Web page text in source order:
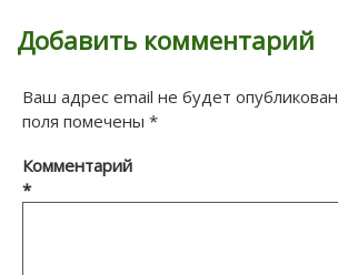
Добавить комментарий
Ваш адрес email не будет
поля помечены *
Комментарий
*